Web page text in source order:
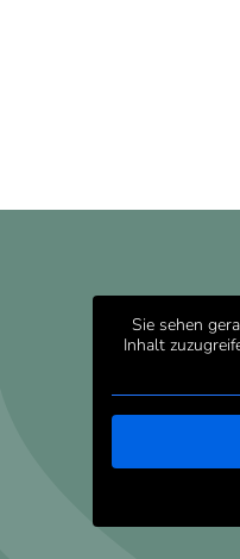
Sie sehen
Inhalt